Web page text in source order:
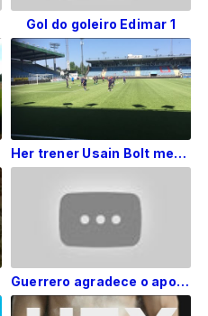
Gol do goleiro Edimar 1
Her trener Usain Bolt med Strømsgodset
Guerrero agradece o apoio dos torcedores e fala sobre a punição que o tirou da Copa